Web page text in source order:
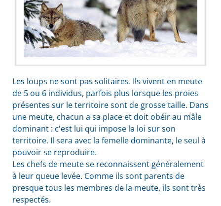
Les loups ne sont pas solitaires. Ils vivent en meute
de 5 ou 6 individus, parfois plus lorsque les proies
présentes sur le territoire sont de grosse taille. Dans
une meute, chacun a sa place et doit obéir au mâle
dominant : c'est lui qui impose la loi sur son
territoire. Il sera avec la femelle dominante, le seul à
pouvoir se reproduire.
Les chefs de meute se reconnaissent généralement
à leur queue levée. Comme ils sont parents de
presque tous les membres de la meute, ils sont très
respectés.